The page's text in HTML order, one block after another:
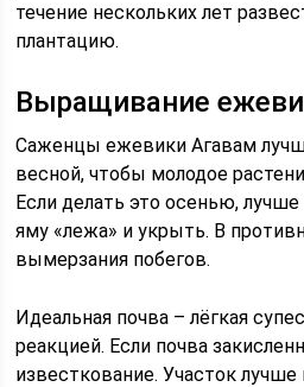
течение нескольких лет
плантацию.
Выращивание
Саженцы ежевики Агавам
весной, чтобы молодое
Если делать это осенью,
яму «лежа» и укрыть. В
вымерзания побегов.
Идеальная почва – лёгкая
реакцией. Если почва
известкование. Участок